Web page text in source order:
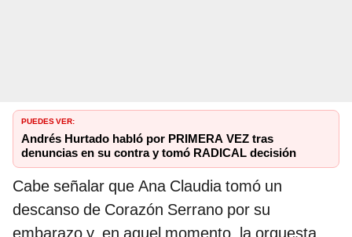
PUEDES VER:
Andrés Hurtado habló por PRIMERA VEZ tras
denuncias en su contra y tomó RADICAL decisión
Cabe señalar que Ana Claudia tomó un
descanso de Corazón Serrano por su